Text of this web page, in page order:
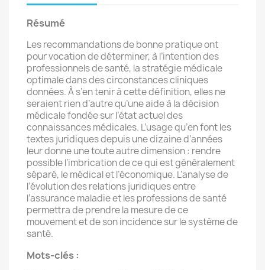
Résumé
Les recommandations de bonne pratique ont
pour vocation de déterminer, à l’intention des
professionnels de santé, la stratégie médicale
optimale dans des circonstances cliniques
données. À s’en tenir à cette définition, elles ne
seraient rien d’autre qu’une aide à la décision
médicale fondée sur l’état actuel des
connaissances médicales. L’usage qu’en font les
textes juridiques depuis une dizaine d’années
leur donne une toute autre dimension : rendre
possible l’imbrication de ce qui est généralement
séparé, le médical et l’économique. L’analyse de
l’évolution des relations juridiques entre
l’assurance maladie et les professions de santé
permettra de prendre la mesure de ce
mouvement et de son incidence sur le système de
santé.
Mots-clés :